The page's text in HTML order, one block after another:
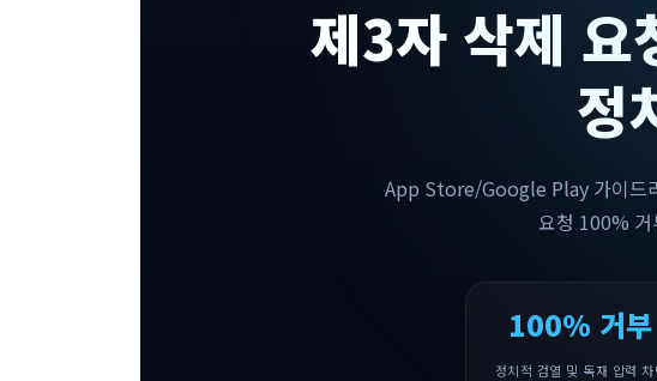
제3자 삭제
정
App Store/Google Play 가이드
요청 100% 거
100% 거부
정치적 검열 및 독재 압력 차